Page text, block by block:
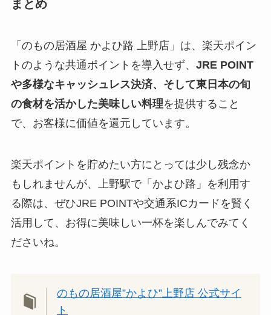
まとめ
「のもの居酒屋 かよひ路 上野店」は、楽天ポイン
トのような共通ポイントを導入せず、 JRE POINT
や多様なキャッシュレス決済、そして東日本の旬
の食材を活かした美味しい料理を提供すること
で、お客様に価値を還元しています。
楽天ポイントを貯めたい方にとっては少し残念か
もしれませんが、上野駅で「かよひ路」を利用す
る際は、ぜひJRE POINTや交通系ICカードを賢く
活用して、お得に美味しい一杯を楽しんでみてく
ださいね。
のもの居酒屋”かよひ”上野店 公式サイ
ト